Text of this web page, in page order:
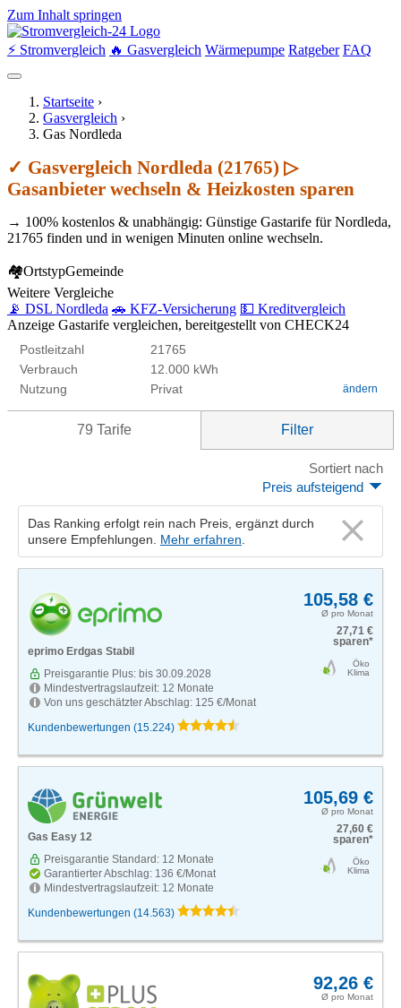
Zum Inhalt springen
⚡ Stromvergleich 🔥 Gasvergleich Wärmepumpe Ratgeber FAQ
Startseite ›
Gasvergleich ›
Gas Nordleda
✓ Gasvergleich Nordleda (21765) ▷
Gasanbieter wechseln & Heizkosten sparen
→ 100% kostenlos & unabhängig: Günstige Gastarife für Nordleda,
21765 finden und in wenigen Minuten online wechseln.
🏘OrtstypGemeinde
Weitere Vergleiche
📡 DSL Nordleda 🚗 KFZ-Versicherung 💵 Kreditvergleich
Anzeige Gastarife vergleichen, bereitgestellt von CHECK24